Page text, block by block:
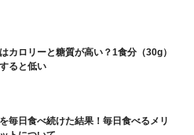
カロリーと糖質が高い？1食分（30g）
ると低い
毎日食べ続けた結果！毎日食べるメリ